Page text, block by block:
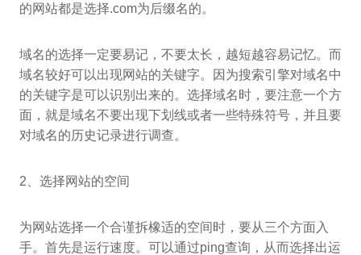
的网站都是选择.com为后缀名的。
域名的选择一定要易记，不要太长，越短越容易记忆。而
域名较好可以出现网站的关键字。因为搜索引擎对域名中
的关键字是可以识别出来的。选择域名时，要注意一个方
面，就是域名不要出现下划线或者一些特殊符号，并且要
对域名的历史记录进行调查。
2、选择网站的空间
为网站选择一个合谨拆橡适的空间时，要从三个方面入
手。首先是运行速度。可以通过ping查询，从而选择出运